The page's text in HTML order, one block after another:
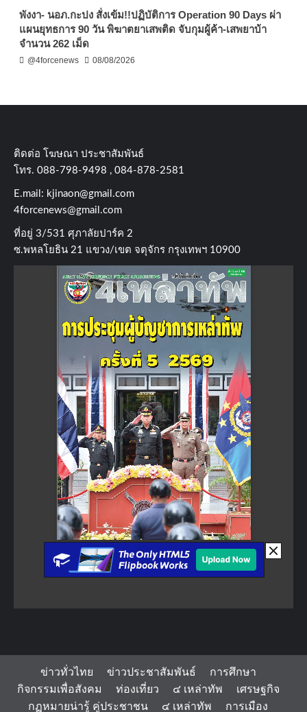
พังงา- นอภ.กะปง สั่งเข้ม!!ปฏิบัติการ Operation 90 Days ผ่า
แผนยุทธการ 90 วัน พิฆาตยาเสพติด จับกุมผู้ค้า-เสพยาบ้า
จำนวน 262 เม็ด
@4forcenews 08/08/2026
ติดต่อ​ โฆษณา​ ประชาสัมพันธ์
โทร​. 088-798-9498 , 084-878-2581
E.mail: kjinaon@gmail.com
4forcenews@gmail.com
ที่อยู่​ 3/531​ ศุภาลัยปาร์ค​ 2
ซ.พหลโยธิน​ 21​ แขวง/เขต​ จตุจักร​ กรุงเทพฯ 10900
ข่าวทั่วไทย ข่าวประชาสัมพันธ์
การศึกษา
กิจกรรมเพื่อสังคม
ท่องเที่ยว ๔ เหล่าทัพ
เศรษฐกิจ
กฏหมายน่ารู้ คู่ประชาชน
๔ เหล่าทัพ การเมือง